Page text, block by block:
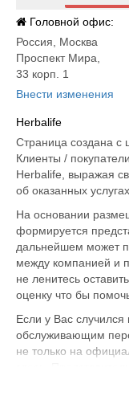
Головной офис:
Россия
Москва
Проспект Мира,
33 корп. 1
Внести изменения
Herbalife
Страница создана с
Клиенты /
Herbalife, выражая
об оказанных
На основании
формируется
дальнейшем может
между компанией и
не ленитесь
оценку что бы
Если у Вас
обслуживающим
не только на
примет меры по